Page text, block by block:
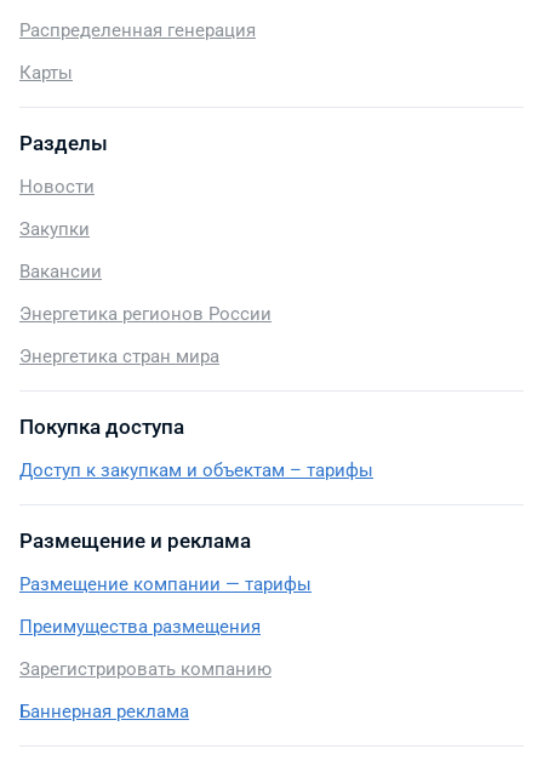
Распределенная генерация
Карты
Разделы
Новости
Закупки
Вакансии
Энергетика регионов России
Энергетика стран мира
Покупка доступа
Доступ к закупкам и объектам – тарифы
Размещение и реклама
Размещение компании — тарифы
Преимущества размещения
Зарегистрировать компанию
Баннерная реклама